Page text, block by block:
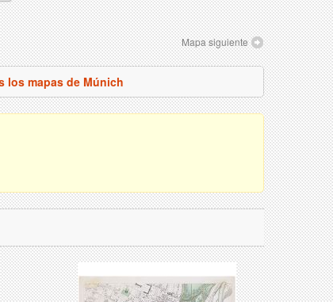
Mapa siguiente
los mapas de Múnich